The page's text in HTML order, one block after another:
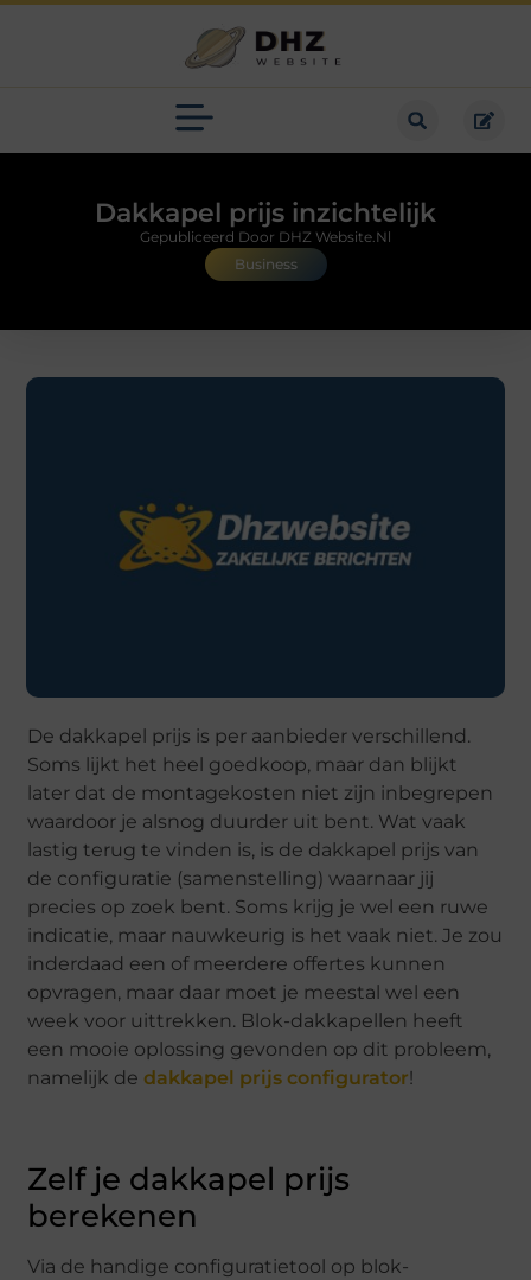
Dakkapel prijs inzichtelijk
Business
Gepubliceerd Door DHZ Website.nl
De dakkapel prijs is per aanbieder verschillend.
Soms lijkt het heel goedkoop, maar dan blijkt
later dat de montagekosten niet zijn inbegrepen
waardoor je alsnog duurder uit bent. Wat vaak
lastig terug te vinden is, is de dakkapel prijs van
de configuratie (samenstelling) waarnaar jij
precies op zoek bent. Soms krijg je wel een ruwe
indicatie, maar nauwkeurig is het vaak niet. Je zou
inderdaad een of meerdere offertes kunnen
opvragen, maar daar moet je meestal wel een
week voor uittrekken. Blok-dakkapellen heeft
een mooie oplossing gevonden op dit probleem,
namelijk dedakkapel prijs configurator!
Zelf je dakkapel prijs
berekenen
Via de handige configuratietool op blok-